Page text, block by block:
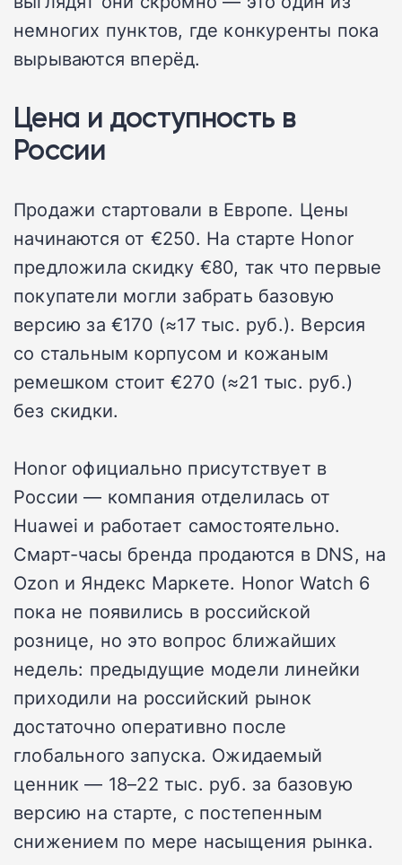
немногих пунктов, где конкуренты пока
вырываются вперёд.
Цена и доступность в
России
Продажи стартовали в Европе. Цены
начинаются от €250. На старте Honor
предложила скидку €80, так что первые
покупатели могли забрать базовую
версию за €170 (≈17 тыс. руб.). Версия
со стальным корпусом и кожаным
ремешком стоит €270 (≈21 тыс. руб.)
без скидки.
Honor официально присутствует в
России — компания отделилась от
Huawei и работает самостоятельно.
Смарт-часы бренда продаются в DNS, на
Ozon и Яндекс Маркете. Honor Watch 6
пока не появились в российской
рознице, но это вопрос ближайших
недель: предыдущие модели линейки
приходили на российский рынок
достаточно оперативно после
глобального запуска. Ожидаемый
ценник — 18–22 тыс. руб. за базовую
версию на старте, с постепенным
снижением по мере насыщения рынка.